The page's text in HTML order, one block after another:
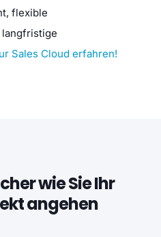
flexible
Sales Cloud erfahren!
wie Sie Ihr
angehen